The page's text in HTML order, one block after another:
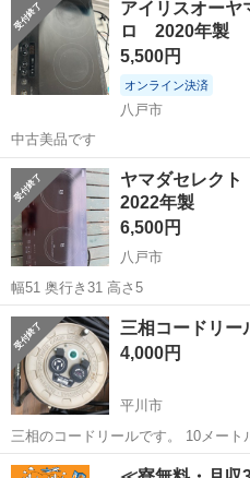
アイリスオー
ロ 2020年製
5,500円
オンライン決済
八戸市
中古美品です
青森 八戸市 キッチン家電
ヤマダセレク
2022年製
6,500円
八戸市
幅51 奥行き31 高さ5
青森 八戸市 キッチン家電
三相コードリー
4,000円
平川市
三相のコードリールです。 10メート
す。 3Nでお願いします。
青森 平川市 キッチン家電